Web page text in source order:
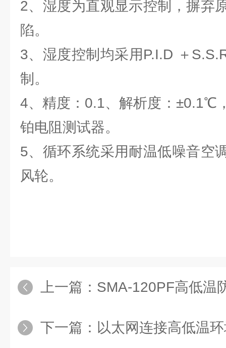
2、湿度为直观显示控制，摒弃
陷。
3、湿度控制均采用P.I.D ＋
制。
4、精度：0.1、解析度：±0.1℃
铂电阻测试器。
5、循环系统采用耐温低噪音空
风轮。
上一篇： SMA-120PF高低温防
下一篇： 以太网连接高低温